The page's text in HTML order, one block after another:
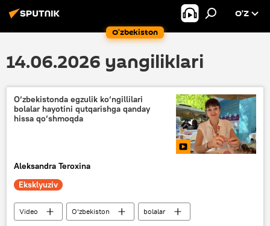
O‘zbekiston
O’Z
14.06.2026 yangiliklari
O‘zbekistonda egzulik ko‘ngillilari
bolalar hayotini qutqarishga qanday
hissa qo‘shmoqda
Aleksandra Teroxina
Eksklyuziv
Video O‘zbekiston bolalar